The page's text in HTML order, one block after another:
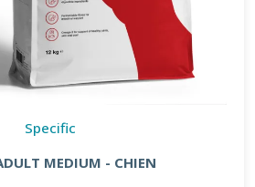
Specific
MEDIUM - CHIEN